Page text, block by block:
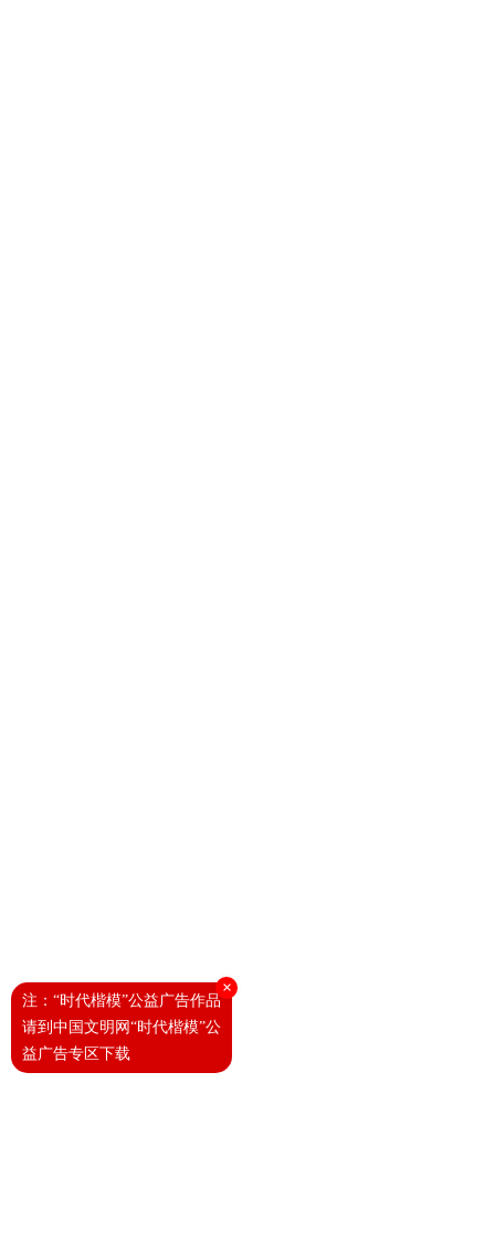
×
注：“时代楷模”公益广告作品
请到中国文明网“时代楷模”公
益广告专区下载